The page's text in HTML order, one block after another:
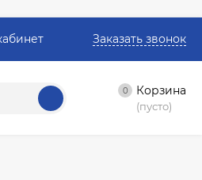
Заказать звонок
0 Корзина
(пусто)